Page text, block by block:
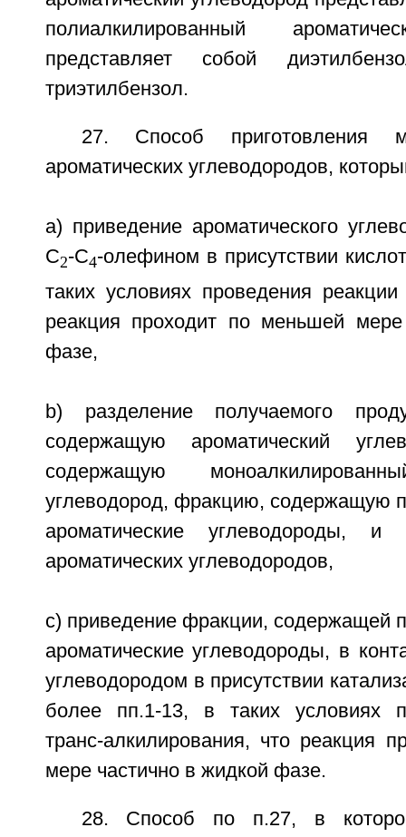
полиалкилированный
представляет собой
триэтилбензол.
27. Способ приготовления
ароматических углеводородов,
a) приведение ароматического
С2-С4-олефином в присутствии
таких условиях проведения
реакция проходит по меньшей
фазе,
b) разделение получаемого
содержащую ароматический
содержащую
углеводород, фракцию, содержащую
ароматические углеводороды,
ароматических углеводородов,
c) приведение фракции, содержащей
ароматические углеводороды, в
углеводородом в присутствии
более пп.1-13, в таких условиях
транс-алкилирования, что реакция
мере частично в жидкой фазе.
28. Способ по п.27, в